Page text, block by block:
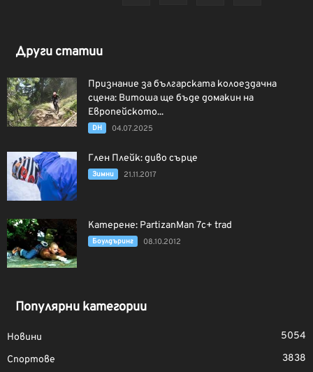
Други статии
Признание за българската колоездачна
сцена: Витоша ще бъде домакин на
Европейското...
DH 04.07.2025
Глен Плейк: диво сърце
Зимни 21.11.2017
Катерене: PartizanMan 7c+ trad
Боулдъринг 08.10.2012
Популярни категории
Новини
5054
Спортове
3838